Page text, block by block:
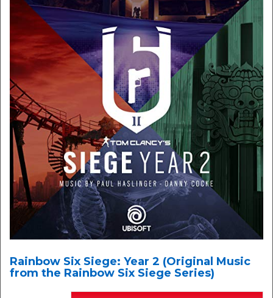
Rainbow Six Siege: Year 2 (Original Music
from the Rainbow Six Siege Series)